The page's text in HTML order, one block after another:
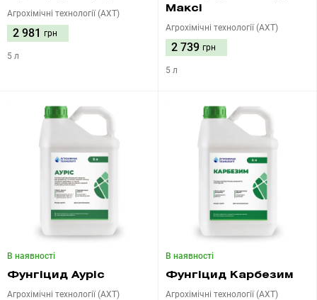
Агрохімічні технології (АХТ)
2 981 грн
5 л
Максі
Агрохімічні технології (АХТ)
2 739 грн
5 л
В наявності
Фунгіцид Ауріс
Агрохімічні технології (АХТ)
В наявності
Фунгіцид Карбезим
Агрохімічні технології (АХТ)